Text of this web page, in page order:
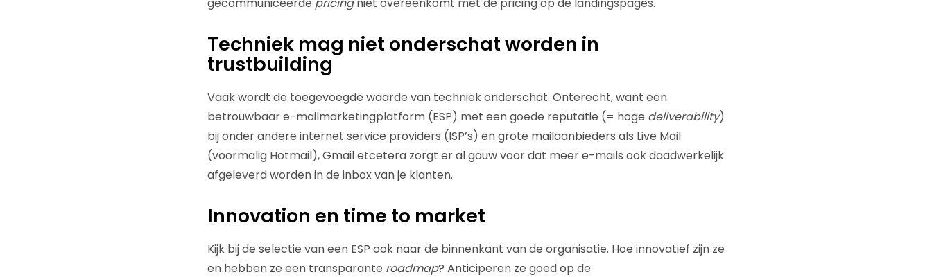
Techniek mag niet onderschat worden in
trustbuilding
Vaak wordt de toegevoegde waarde van techniek onderschat. Onterecht, want een
betrouwbaar e-mailmarketingplatform (ESP) met een goede reputatie (= hoge deliverability)
bij onder andere internet service providers (ISP’s) en grote mailaanbieders als Live Mail
(voormalig Hotmail), Gmail etcetera zorgt er al gauw voor dat meer e-mails ook daadwerkelijk
afgeleverd worden in de inbox van je klanten.
Innovation en time to market
Kijk bij de selectie van een ESP ook naar de binnenkant van de organisatie. Hoe innovatief zijn ze
en hebben ze een transparante roadmap? Anticiperen ze goed op de